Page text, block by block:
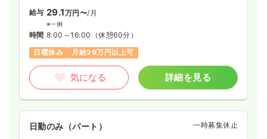
給与 29.1万円〜/月
※一例
時間 8:00～16:00 （休憩60分）
日曜休み
月給29万円以上可
気になる 詳細を見る
日勤のみ（パート） 一時募集休止